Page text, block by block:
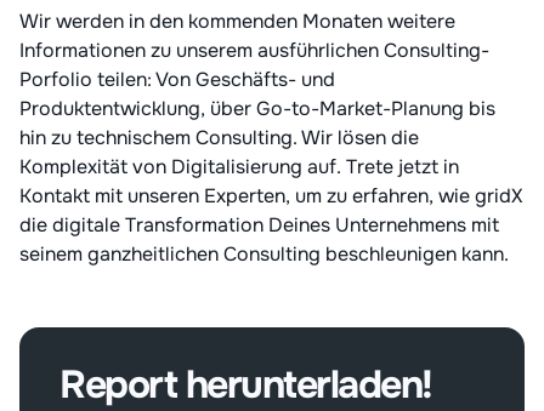
Wir werden in den kommenden Monaten weitere
Informationen zu unserem ausführlichen Consulting-
Porfolio teilen: Von Geschäfts- und
Produktentwicklung, über Go-to-Market-Planung bis
hin zu technischem Consulting. Wir lösen die
Komplexität von Digitalisierung auf. Trete jetzt in
Kontakt mit unseren Experten, um zu erfahren, wie gridX
die digitale Transformation Deines Unternehmens mit
seinem ganzheitlichen Consulting beschleunigen kann.
Report herunterladen!